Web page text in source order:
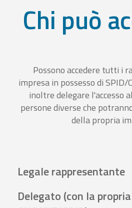
Chi può
Possono accedere tutti i
impresa in possesso di SPID/
inoltre delegare l'accesso
persone diverse che
della propria
Legale rappresentante
Delegato (con la propria